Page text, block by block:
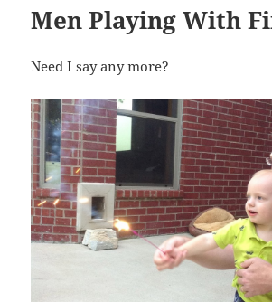
Men Playing With
Need I say any more?